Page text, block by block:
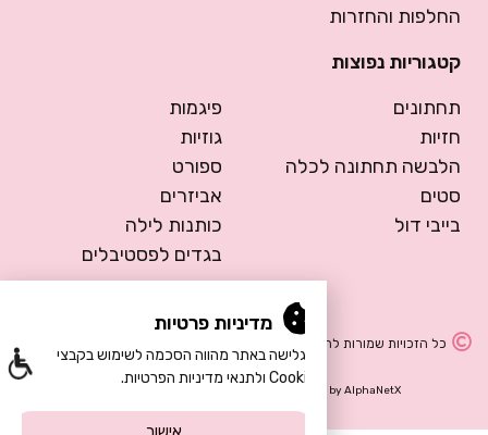
החלפות והחזרות
קטגוריות נפוצות
תחתונים
חזיות
הלבשה תחתונה לכלה
סטים
בייבי דול
פיגמות
גוזיות
ספורט
אביזרים
כותנות לילה
בגדים לפסטיבלים
כל הזכויות שמורות להרמוסה – הלבשה תחתונה
Development byAlphaNetX
מדיניות פרטיות
הגלישה באתר מהווה הסכמה לשימוש בקבצי
Cookie ולתנאי מדיניות הפרטיות.